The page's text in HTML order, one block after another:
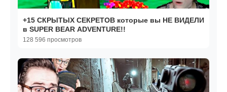
+15 СКРЫТЫХ СЕКРЕТОВ которые вы НЕ ВИДЕЛИ
в SUPER BEAR ADVENTURE!!
128 596 просмотров